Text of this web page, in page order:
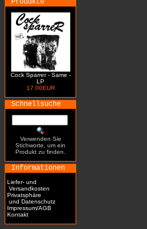
Produkte
Cock Sparrer - Same -
LP
17.00EUR
Schnellsuche
Verwenden Sie
Stichworte, um ein
Produkt zu finden.
Informationen
Liefer- und
Versandkosten
Privatsphäre
und Datenschutz
Impressum/AGB
Kontakt